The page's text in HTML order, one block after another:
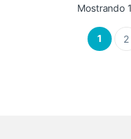
Mostrando
1 2